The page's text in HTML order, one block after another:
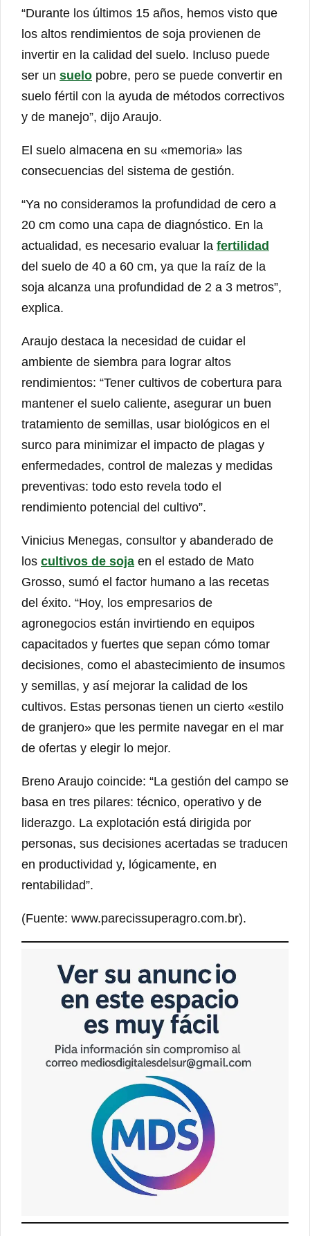
“Durante los últimos 15 años, hemos visto que
los altos rendimientos de soja provienen de
invertir en la calidad del suelo. Incluso puede
ser un suelo pobre, pero se puede convertir en
suelo fértil con la ayuda de métodos correctivos
y de manejo”, dijo Araujo.
El suelo almacena en su «memoria» las
consecuencias del sistema de gestión.
“Ya no consideramos la profundidad de cero a
20 cm como una capa de diagnóstico. En la
actualidad, es necesario evaluar la fertilidad
del suelo de 40 a 60 cm, ya que la raíz de la
soja alcanza una profundidad de 2 a 3 metros”,
explica.
Araujo destaca la necesidad de cuidar el
ambiente de siembra para lograr altos
rendimientos: “Tener cultivos de cobertura para
mantener el suelo caliente, asegurar un buen
tratamiento de semillas, usar biológicos en el
surco para minimizar el impacto de plagas y
enfermedades, control de malezas y medidas
preventivas: todo esto revela todo el
rendimiento potencial del cultivo”.
Vinicius Menegas, consultor y abanderado de
los cultivos de soja en el estado de Mato
Grosso, sumó el factor humano a las recetas
del éxito. “Hoy, los empresarios de
agronegocios están invirtiendo en equipos
capacitados y fuertes que sepan cómo tomar
decisiones, como el abastecimiento de insumos
y semillas, y así mejorar la calidad de los
cultivos. Estas personas tienen un cierto «estilo
de granjero» que les permite navegar en el mar
de ofertas y elegir lo mejor.
Breno Araujo coincide: “La gestión del campo se
basa en tres pilares: técnico, operativo y de
liderazgo. La explotación está dirigida por
personas, sus decisiones acertadas se traducen
en productividad y, lógicamente, en
rentabilidad”.
(Fuente: www.parecissuperagro.com.br).